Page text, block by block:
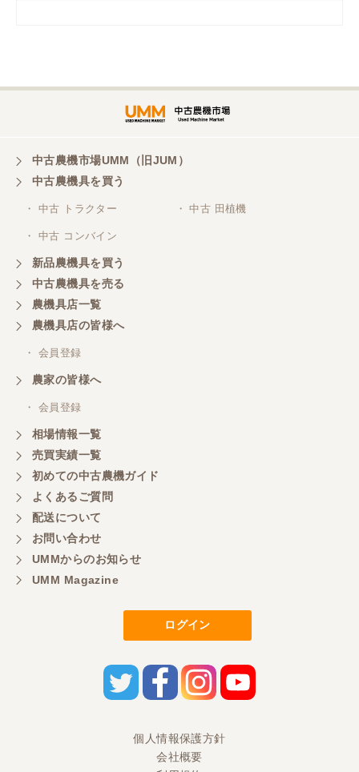
株式会社トミタモータース
三重県／株式会社 ケイ・エス・エンタープライズ
中古農機市場UMM（旧JUM）
中古農機具を買う
・ 中古 トラクター ・ 中古 田植機
・ 中古 コンバイン
新品農機具を買う
中古農機具を売る
農機具店一覧
農機具店の皆様へ
・ 会員登録
農家の皆様へ
・ 会員登録
相場情報一覧
売買実績一覧
初めての中古農機ガイド
よくあるご質問
配送について
お問い合わせ
UMMからのお知らせ
UMM Magazine
ログイン
個人情報保護方針
会社概要